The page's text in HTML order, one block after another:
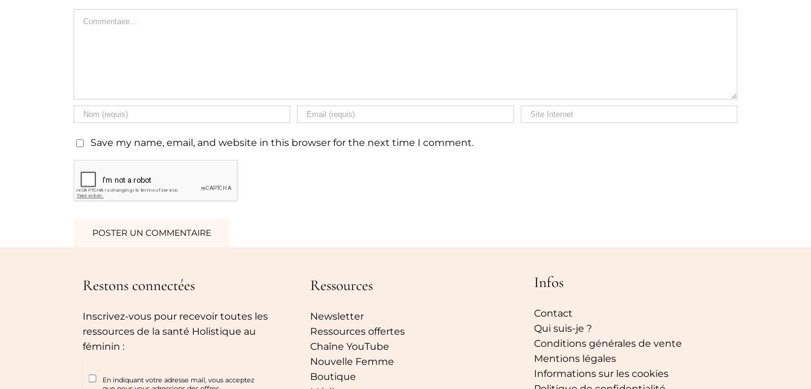
Commentaire
Save my name, email, and website in this browser for the next time I comment.
Restons connectées
Inscrivez-vous pour recevoir toutes les
ressources de la santé Holistique au
féminin :
Ressources
Newsletter
Ressources offertes
Chaîne YouTube
Nouvelle Femme
Boutique
Infos
Contact
Qui suis-je ?
Conditions générales de vente
Mentions légales
Informations sur les cookies